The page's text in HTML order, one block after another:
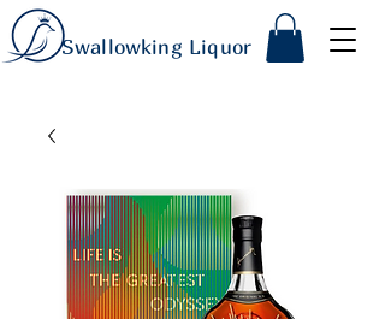
Swallowking Liquor